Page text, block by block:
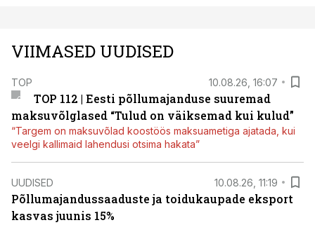
VIIMASED UUDISED
TOP 10.08.26, 16:07
TOP 112 | Eesti põllumajanduse suuremad
maksuvõlglased “Tulud on väiksemad kui kulud”
“Targem on maksuvõlad koostöös maksuametiga ajatada, kui
veelgi kallimaid lahendusi otsima hakata”
UUDISED 10.08.26, 11:19
Põllumajandussaaduste ja toidukaupade eksport
kasvas juunis 15%